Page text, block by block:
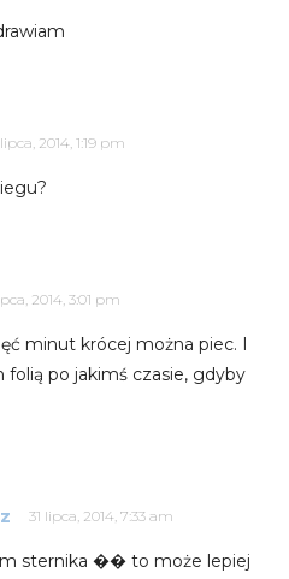
2014, 1:19 pm
2014, 3:01 pm
minut krócej można piec. I
folią po jakimś czasie, gdyby
31 lipca, 2014, 7:33 am
sternika �� to może lepiej